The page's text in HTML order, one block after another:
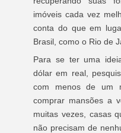
imóveis cada vez
conta do que em
Brasil, como o Rio de
Para se ter uma
dólar em real,
com menos de um
comprar mansões a
muitas vezes, casas
não precisam de